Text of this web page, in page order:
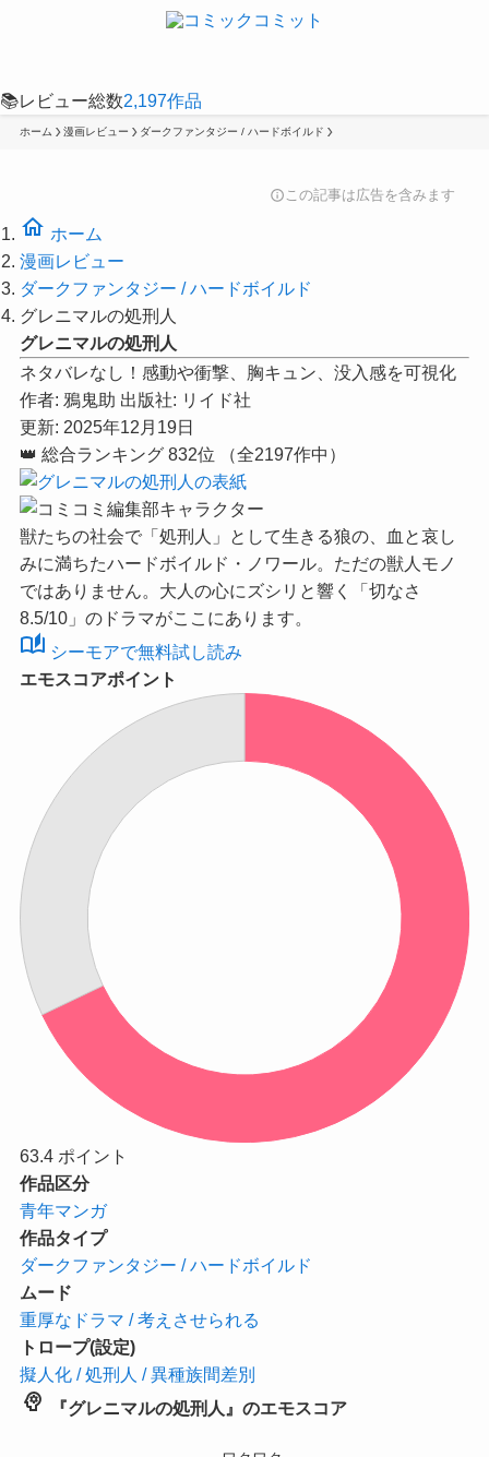
📚レビュー総数2,197作品
ホーム 漫画レビュー ダークファンタジー / ハードボイルド
infoこの記事は広告を含みます
home ホーム
漫画レビュー
ダークファンタジー / ハードボイルド
グレニマルの処刑人
グレニマルの処刑人
ネタバレなし！感動や衝撃、胸キュン、没入感を可視化
作者: 鴉鬼助 出版社: リイド社
更新: 2025年12月19日
👑 総合ランキング 832位 （全2197作中）
獣たちの社会で「処刑人」として生きる狼の、血と哀し
みに満ちたハードボイルド・ノワール。ただの獣人モノ
ではありません。大人の心にズシリと響く
「切なさ
8.5/10」 のドラマがここにあります。
auto_stories シーモアで無料試し読み
エモスコアポイント
63.4 ポイント
作品区分
青年マンガ
作品タイプ
ダークファンタジー / ハードボイルド
ムード
重厚なドラマ / 考えさせられる
トロープ(設定)
擬人化 / 処刑人 / 異種族間差別
psychology 『グレニマルの処刑人』のエモスコア